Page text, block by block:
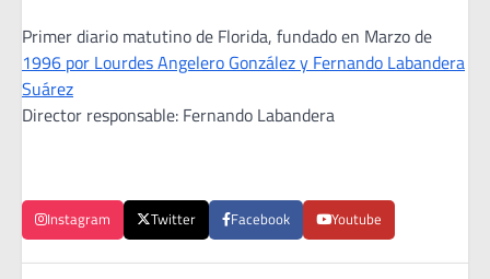
Primer diario matutino de Florida, fundado en Marzo de
1996 por Lourdes Angelero González y Fernando Labandera
Suárez
Director responsable: Fernando Labandera
Instagram Twitter Facebook Youtube